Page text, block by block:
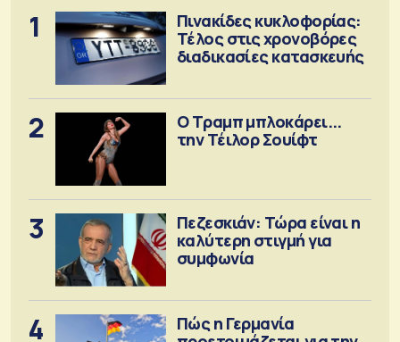
1
Πινακίδες κυκλοφορίας:
Τέλος στις χρονοβόρες
διαδικασίες κατασκευής
2
Ο Τραμπ μπλοκάρει...
την Τέιλορ Σουίφτ
3
Πεζεσκιάν: Τώρα είναι η
καλύτερη στιγμή για
συμφωνία
4
Πώς η Γερμανία